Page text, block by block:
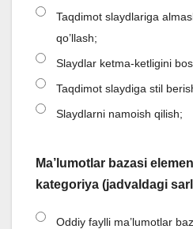
Taqdimot slaydlariga
qo’llash;
Slaydlar ketma-ketligini
Taqdimot slaydiga stil
Slaydlarni namoish qilish;
Ma’lumotlar bazasi
kategoriya (jadvaldagi
Oddiy faylli ma’lumotlar